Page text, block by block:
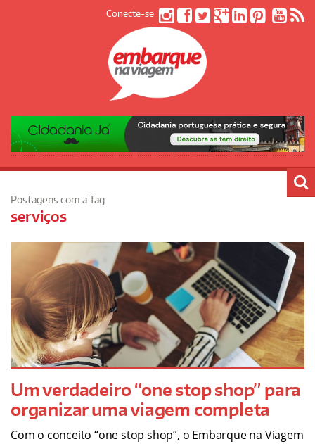
Conecte-se
Postagens com a Tag:
serviços
Um verdadeiro “one stop shop” para
organizar uma viagem completa
Com o conceito “one stop shop”, o Embarque na Viagem